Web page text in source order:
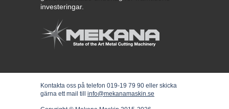
investeringar.
Kontakta oss på telefon 019-19 79 90 eller skicka
gärna ett mail till info@mekanamaskin.se